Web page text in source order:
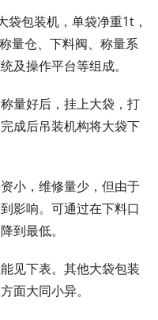
袋包装机，单袋净重1t，
量仓、下料阀、称量系
及操作平台等组成。
量好后，挂上大袋，打
成后吊装机构将大袋下
小，维修量少，但由于
影响。可通过在下料口
到最低。
见下表。其他大袋包装
面大同小异。